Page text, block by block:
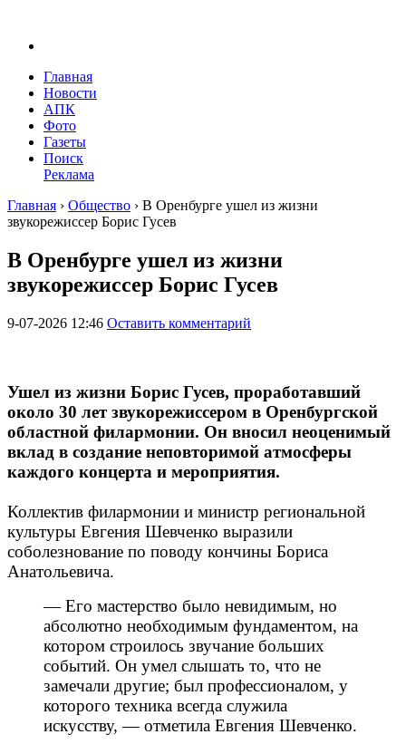
Главная
Новости
АПК
Фото
Газеты
Поиск
Реклама
Главная › Общество › В Оренбурге ушел из жизни
звукорежиссер Борис Гусев
В Оренбурге ушел из жизни
звукорежиссер Борис Гусев
9-07-2026 12:46 Оставить комментарий
Ушел из жизни Борис Гусев, проработавший
около 30 лет звукорежиссером в Оренбургской
областной филармонии. Он вносил неоценимый
вклад в создание неповторимой атмосферы
каждого концерта и мероприятия.
Коллектив филармонии и министр региональной
культуры Евгения Шевченко выразили
соболезнование по поводу кончины Бориса
Анатольевича.
— Его мастерство было невидимым, но
абсолютно необходимым фундаментом, на
котором строилось звучание больших
событий. Он умел слышать то, что не
замечали другие; был профессионалом, у
которого техника всегда служила
искусству, — отметила Евгения Шевченко.